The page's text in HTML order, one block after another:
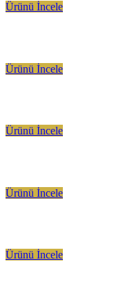
Ürünü İncele
Ürünü İncele
Ürünü İncele
Ürünü İncele
Ürünü İncele